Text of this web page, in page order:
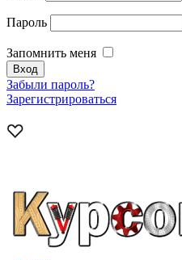
Пароль
Запомнить меня
Забыли пароль?
Зарегистрироваться